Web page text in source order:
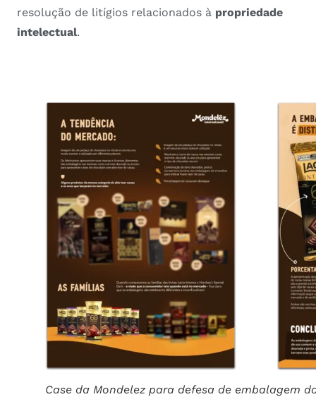
resolução de litígios relacionados à propriedade
intelectual​​.
Case da Mondelez para defesa de embalagem